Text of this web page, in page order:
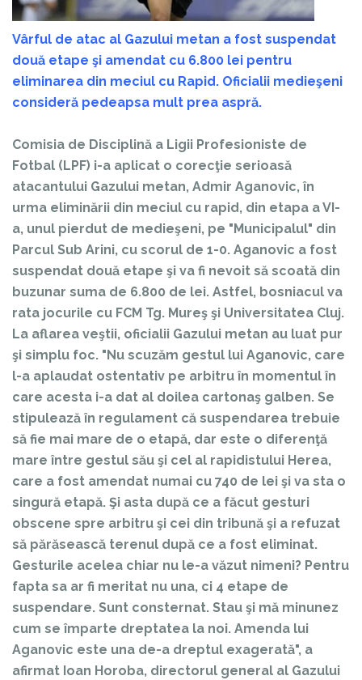
Vârful de atac al Gazului metan a fost suspendat
două etape şi amendat cu 6.800 lei pentru
eliminarea din meciul cu Rapid. Oficialii medieşeni
consideră pedeapsa mult prea aspră.
Comisia de Disciplină a Ligii Profesioniste de
Fotbal (LPF) i-a aplicat o corecţie serioasă
atacantului Gazului metan, Admir Aganovic, în
urma eliminării din meciul cu rapid, din etapa a VI-
a, unul pierdut de medieşeni, pe "Municipalul" din
Parcul Sub Arini, cu scorul de 1-0. Aganovic a fost
suspendat două etape şi va fi nevoit să scoată din
buzunar suma de 6.800 de lei. Astfel, bosniacul va
rata jocurile cu FCM Tg. Mureş şi Universitatea Cluj.
La aflarea veştii, oficialii Gazului metan au luat pur
şi simplu foc. "Nu scuzăm gestul lui Aganovic, care
l-a aplaudat ostentativ pe arbitru în momentul în
care acesta i-a dat al doilea cartonaş galben. Se
stipulează în regulament că suspendarea trebuie
să fie mai mare de o etapă, dar este o diferenţă
mare între gestul său şi cel al rapidistului Herea,
care a fost amendat numai cu 740 de lei şi va sta o
singură etapă. Şi asta după ce a făcut gesturi
obscene spre arbitru şi cei din tribună şi a refuzat
să părăsească terenul după ce a fost eliminat.
Gesturile acelea chiar nu le-a văzut nimeni? Pentru
fapta sa ar fi meritat nu una, ci 4 etape de
suspendare. Sunt consternat. Stau şi mă minunez
cum se împarte dreptatea la noi. Amenda lui
Aganovic este una de-a dreptul exagerată", a
afirmat Ioan Horoba, directorul general al Gazului